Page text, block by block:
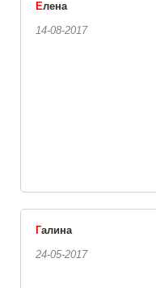
Елена
14-08-2017
Галина
24-05-2017